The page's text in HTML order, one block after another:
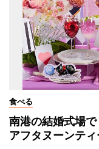
食べる
南港の結婚式場
アフタヌーンティ